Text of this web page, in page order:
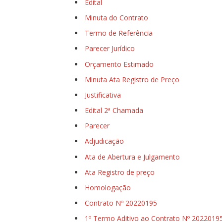
Edital
Minuta do Contrato
Termo de Referência
Parecer Jurídico
Orçamento Estimado
Minuta Ata Registro de Preço
Justificativa
Edital 2ª Chamada
Parecer
Adjudicação
Ata de Abertura e Julgamento
Ata Registro de preço
Homologação
Contrato Nº 20220195
1º Termo Aditivo ao Contrato Nº